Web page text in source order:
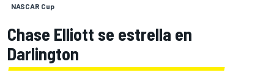
NASCAR Cup
Chase Elliott se estrella en
Darlington